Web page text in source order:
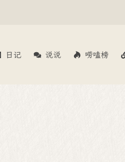
日记 说说 唠嗑榜